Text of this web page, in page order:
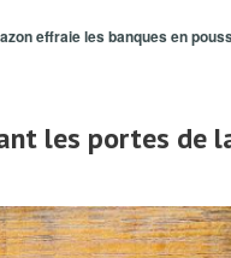
effraie les banques en
les portes de